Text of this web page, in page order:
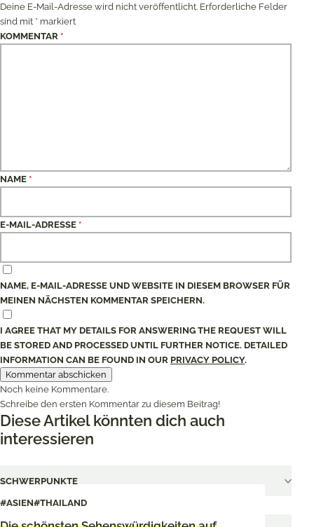
Deine E-Mail-Adresse wird nicht veröffentlicht. Erforderliche Felder
sind mit * markiert
KOMMENTAR *
NAME *
E-MAIL-ADRESSE *
NAME, E-MAIL-ADRESSE UND WEBSITE IN DIESEM BROWSER FÜR
MEINEN NÄCHSTEN KOMMENTAR SPEICHERN.
I AGREE THAT MY DETAILS FOR ANSWERING THE REQUEST WILL
BE STORED AND PROCESSED UNTIL FURTHER NOTICE. DETAILED
INFORMATION CAN BE FOUND IN OUR PRIVACY POLICY.
Noch keine Kommentare.
Schreibe den ersten Kommentar zu diesem Beitrag!
Diese Artikel könnten dich auch
interessieren
SCHWERPUNKTE
#ASIEN#THAILAND